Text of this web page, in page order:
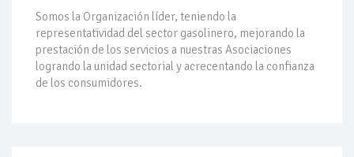
Somos la Organización líder, teniendo la
representatividad del sector gasolinero, mejorando la
prestación de los servicios a nuestras Asociaciones
logrando la unidad sectorial y acrecentando la confianza
de los consumidores.